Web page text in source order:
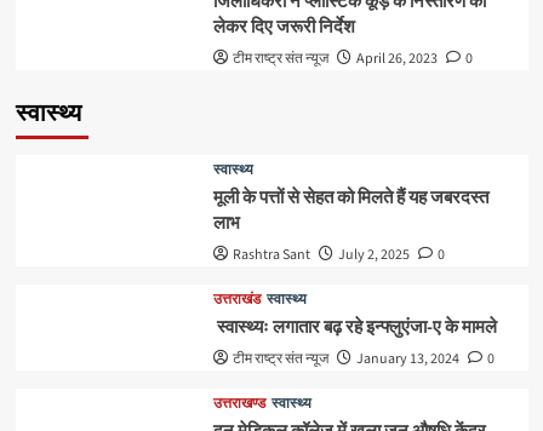
लेकर दिए जरूरी निर्देश
टीम राष्ट्र संत न्यूज April 26, 2023 0
स्वास्थ्य
स्वास्थ्य
मूली के पत्तों से सेहत को मिलते हैं यह जबरदस्त
लाभ
Rashtra Sant July 2, 2025 0
उत्तराखंड स्वास्थ्य
स्वास्थ्यः लगातार बढ़ रहे इन्फ्लुएंजा-ए के मामले
टीम राष्ट्र संत न्यूज January 13, 2024 0
उत्तराखण्ड स्वास्थ्य